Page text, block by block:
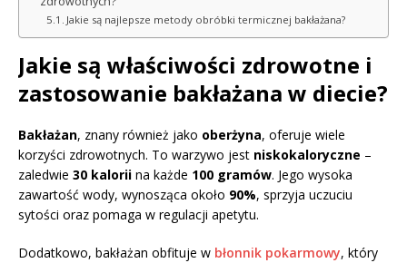
Jakie są najlepsze metody obróbki termicznej bakłażana?
Jakie są właściwości zdrowotne i
zastosowanie bakłażana w diecie?
Bakłażan, znany również jako oberżyna, oferuje wiele
korzyści zdrowotnych. To warzywo jest niskokaloryczne –
zaledwie 30 kalorii na każde 100 gramów. Jego wysoka
zawartość wody, wynosząca około 90%, sprzyja uczuciu
sytości oraz pomaga w regulacji apetytu.
Dodatkowo, bakłażan obfituje w błonnik pokarmowy, który